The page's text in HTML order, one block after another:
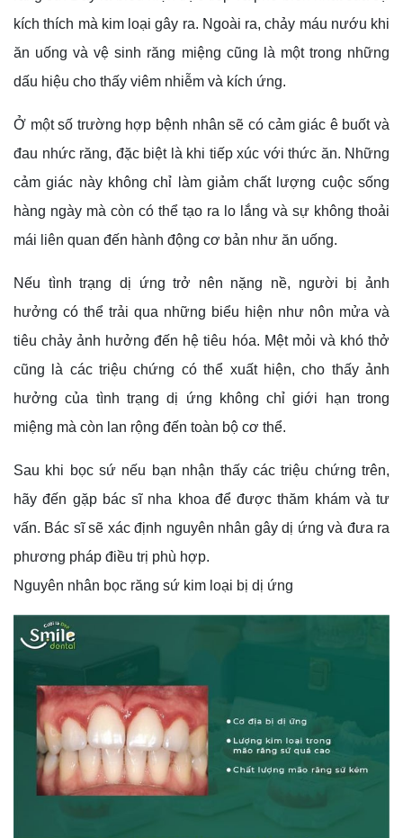
kích thích mà kim loại gây ra. Ngoài ra, chảy máu nướu khi
ăn uống và vệ sinh răng miệng cũng là một trong những
dấu hiệu cho thấy viêm nhiễm và kích ứng.
Ở một số trường hợp bệnh nhân sẽ có cảm giác ê buốt và
đau nhức răng, đặc biệt là khi tiếp xúc với thức ăn. Những
cảm giác này không chỉ làm giảm chất lượng cuộc sống
hàng ngày mà còn có thể tạo ra lo lắng và sự không thoải
mái liên quan đến hành động cơ bản như ăn uống.
Nếu tình trạng dị ứng trở nên nặng nề, người bị ảnh
hưởng có thể trải qua những biểu hiện như nôn mửa và
tiêu chảy ảnh hưởng đến hệ tiêu hóa. Mệt mỏi và khó thở
cũng là các triệu chứng có thể xuất hiện, cho thấy ảnh
hưởng của tình trạng dị ứng không chỉ giới hạn trong
miệng mà còn lan rộng đến toàn bộ cơ thể.
Sau khi bọc sứ nếu bạn nhận thấy các triệu chứng trên,
hãy đến gặp bác sĩ nha khoa để được thăm khám và tư
vấn. Bác sĩ sẽ xác định nguyên nhân gây dị ứng và đưa ra
phương pháp điều trị phù hợp.
Nguyên nhân bọc răng sứ kim loại bị dị ứng